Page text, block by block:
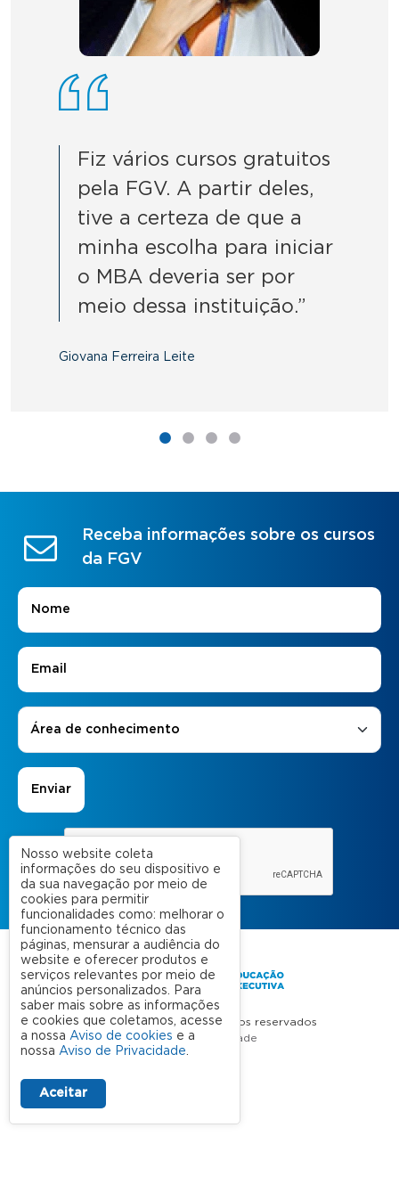
Fiz vários cursos gratuitos
pela FGV. A partir deles,
tive a certeza de que a
minha escolha para iniciar
o MBA deveria ser por
meio dessa instituição.”
Giovana Ferreira Leite
Receba informações sobre os cursos
da FGV
Nome
E-mail
Áreas de Interesse
Área de conhecimento
FGV 2023 © Todos os direitos reservados
Aviso de Privacidade
Termos de uso
Nosso website coleta
informações do seu dispositivo e
da sua navegação por meio de
cookies para permitir
funcionalidades como: melhorar o
funcionamento técnico das
páginas, mensurar a audiência do
website e oferecer produtos e
serviços relevantes por meio de
anúncios personalizados. Para
saber mais sobre as informações
e cookies que coletamos, acesse
a nossa Aviso de cookies e a
nossa Aviso de Privacidade.
Aceitar